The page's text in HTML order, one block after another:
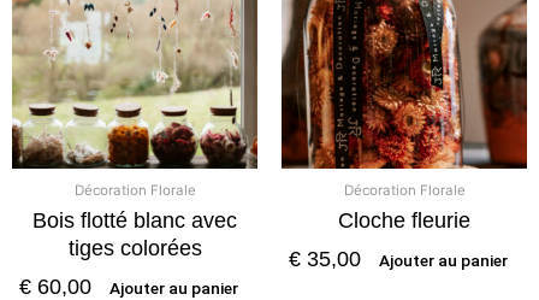
Décoration Florale
Bois flotté blanc avec
tiges colorées
€ 60,00 Ajouter au panier
Décoration Florale
Cloche fleurie
€ 35,00 Ajouter au panier